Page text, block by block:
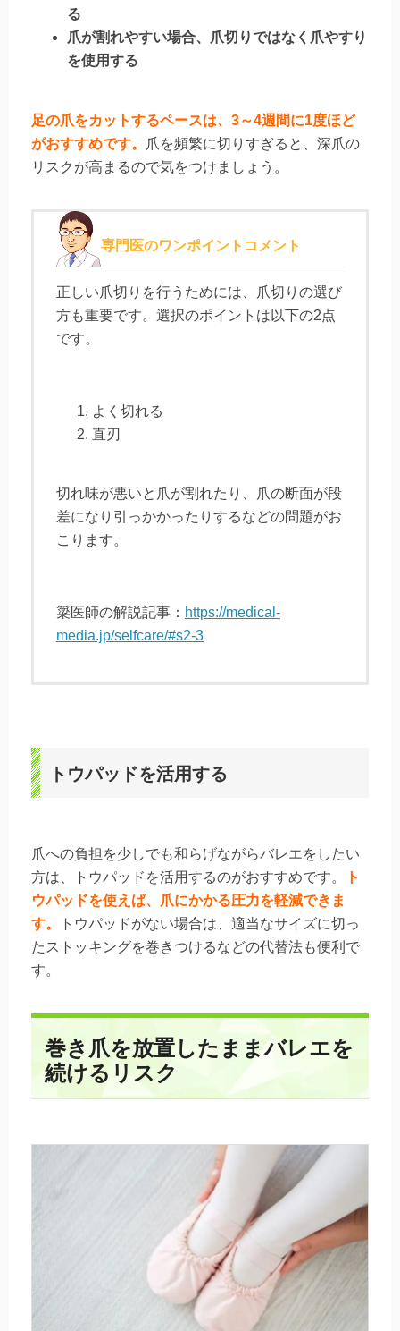
る
爪が割れやすい場合、爪切りではなく爪やすり
を使用する
足の爪をカットするペースは、3～4週間に1度ほど
がおすすめです。
爪を頻繁に切りすぎると、深爪の
リスクが高まるので気をつけましょう。
専門医のワンポイントコメント
正しい爪切りを行うためには、爪切りの選び
方も重要です。選択のポイントは以下の2点
です。
よく切れる
直刃
切れ味が悪いと爪が割れたり、爪の断面が段
差になり引っかかったりするなどの問題がお
こります。
簗医師の解説記事： https://medical-
media.jp/selfcare/#s2-3
トウパッドを活用する
爪への負担を少しでも和らげながらバレエをしたい
方は、トウパッドを活用するのがおすすめです。
ト
ウパッドを使えば、爪にかかる圧力を軽減できま
す。
トウパッドがない場合は、適当なサイズに切っ
たストッキングを巻きつけるなどの代替法も便利で
す。
巻き爪を放置したままバレエを
続けるリスク